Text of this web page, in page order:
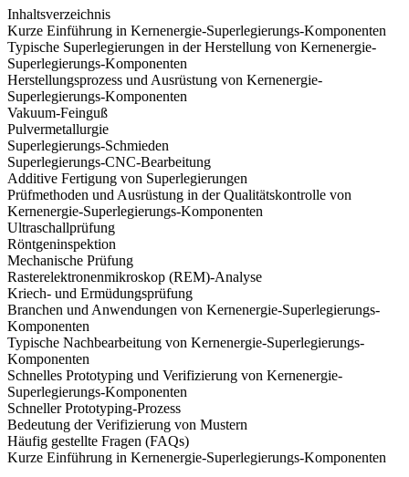
Inhaltsverzeichnis
Kurze Einführung in Kernenergie-Superlegierungs-Komponenten
Typische Superlegierungen in der Herstellung von Kernenergie-
Superlegierungs-Komponenten
Herstellungsprozess und Ausrüstung von Kernenergie-
Superlegierungs-Komponenten
Vakuum-Feinguß
Pulvermetallurgie
Superlegierungs-Schmieden
Superlegierungs-CNC-Bearbeitung
Additive Fertigung von Superlegierungen
Prüfmethoden und Ausrüstung in der Qualitätskontrolle von
Kernenergie-Superlegierungs-Komponenten
Ultraschallprüfung
Röntgeninspektion
Mechanische Prüfung
Rasterelektronenmikroskop (REM)-Analyse
Kriech- und Ermüdungsprüfung
Branchen und Anwendungen von Kernenergie-Superlegierungs-
Komponenten
Typische Nachbearbeitung von Kernenergie-Superlegierungs-
Komponenten
Schnelles Prototyping und Verifizierung von Kernenergie-
Superlegierungs-Komponenten
Schneller Prototyping-Prozess
Bedeutung der Verifizierung von Mustern
Häufig gestellte Fragen (FAQs)
Kurze Einführung in Kernenergie-Superlegierungs-Komponenten